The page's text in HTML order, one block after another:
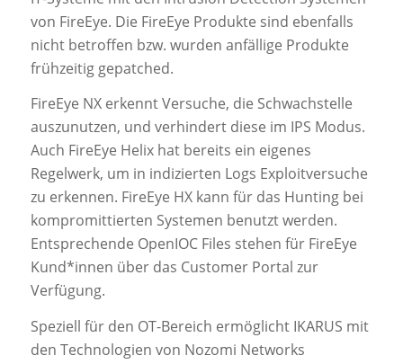
von FireEye. Die FireEye Produkte sind ebenfalls
nicht betroffen bzw. wurden anfällige Produkte
frühzeitig gepatched.
FireEye NX erkennt Versuche, die Schwachstelle
auszunutzen, und verhindert diese im IPS Modus.
Auch FireEye Helix hat bereits ein eigenes
Regelwerk, um in indizierten Logs Exploitversuche
zu erkennen. FireEye HX kann für das Hunting bei
kompromittierten Systemen benutzt werden.
Entsprechende OpenIOC Files stehen für FireEye
Kund*innen über das Customer Portal zur
Verfügung.
Speziell für den OT-Bereich ermöglicht IKARUS mit
den Technologien von Nozomi Networks